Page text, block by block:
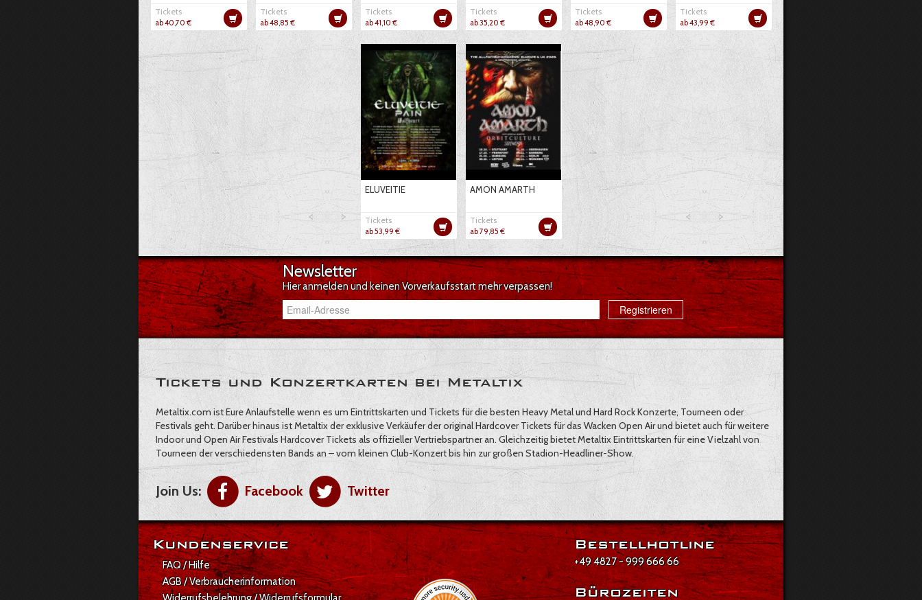
Tickets
ab 40,70 €
Tickets
ab 48,85 €
Tickets
ab 41,10 €
Tickets
ab 35,20 €
Tickets
ab 48,90 €
Tickets
ab 43,99 €
ELUVEITIE
Tickets
ab 53,99 €
AMON AMARTH
Tickets
ab 79,85 €
Newsletter
Hier anmelden und keinen Vorverkaufsstart mehr verpassen!
Registrieren
Tickets und Konzertkarten bei Metaltix
Metaltix.com ist Eure Anlaufstelle wenn es um Eintrittskarten und Tickets für die besten Heavy Metal und Hard Rock Konzerte, Tourneen oder
Festivals geht. Darüber hinaus ist Metaltix der exklusive Verkäufer der original Hardcover Tickets für das Wacken Open Air und bietet auch für weitere
Indoor und Open Air Festivals Hardcover Tickets als offizieller Vertriebspartner an. Gleichzeitig bietet Metaltix Eintrittskarten für eine Vielzahl von
Tourneen der verschiedensten Bands an – vom kleinen Club-Konzert bis hin zur großen Stadion-Headliner-Show.
Join Us: Facebook Twitter
Kundenservice
FAQ / Hilfe
AGB / Verbraucherinformation
Bestellhotline
+49 4827 - 999 666 66
Bürozeiten